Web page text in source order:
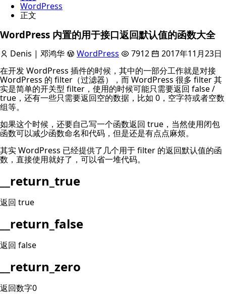
WordPress
正文
WordPress 内置的用于接口返回默认值的函数大全
Denis | 邓鸿华 WordPress 7912
2017年11月23日
在开发 WordPress 插件的时候，其中的一部分工作就是对接
WordPress 的 filter（过滤器），而 WordPress 很多 filter 其
实是简单的开关型 filter，使用的时候可能只需要返回 false /
true，还有一些只需要返回空的数据，比如 0，空字符或者空数
组等。
如果这个时候，还要自己写一个函数返回 true，当然使用闭包
函数可以减少函数命名和代码，但是还是有点点麻烦。
其实 WordPress 已经提供了几个用于 filter 的返回默认值的函
数，直接使用就好了，可以省一堆代码。
__return_true
返回 true
__return_false
返回 false
__return_zero
返回数字0